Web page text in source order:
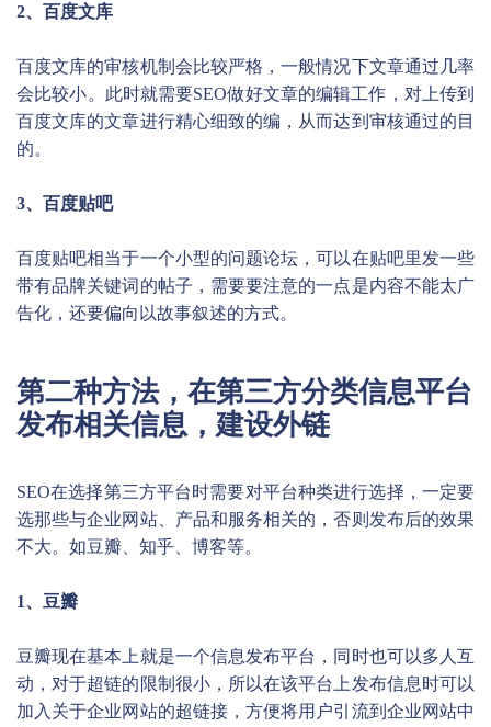
2、百度文库
百度文库的审核机制会比较严格，一般情况下文章通过几率
会比较小。此时就需要SEO做好文章的编辑工作，对上传到
百度文库的文章进行精心细致的编，从而达到审核通过的目
的。
3、百度贴吧
百度贴吧相当于一个小型的问题论坛，可以在贴吧里发一些
带有品牌关键词的帖子，需要要注意的一点是内容不能太广
告化，还要偏向以故事叙述的方式。
第二种方法，在第三方分类信息平台
发布相关信息，建设外链
SEO在选择第三方平台时需要对平台种类进行选择，一定要
选那些与企业网站、产品和服务相关的，否则发布后的效果
不大。如豆瓣、知乎、博客等。
1、豆瓣
豆瓣现在基本上就是一个信息发布平台，同时也可以多人互
动，对于超链的限制很小，所以在该平台上发布信息时可以
加入关于企业网站的超链接，方便将用户引流到企业网站中